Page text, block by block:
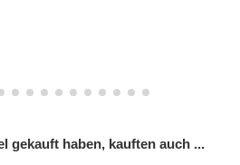
gekauft haben, kauften auch ...